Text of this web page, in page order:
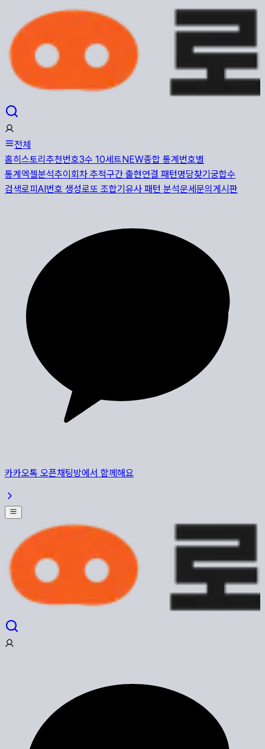
전체
홈히스토리 추천번호3수 10세트NEW종합 통계 번호별
통계 엑셀분석추이 회차 추적구간 출현연결 패턴명당찾기 궁합수
검색로피AI번호 생성로또 조합기 유사 패턴 분석운세 문의게시판
카카오톡 오픈채팅방에서 함께해요